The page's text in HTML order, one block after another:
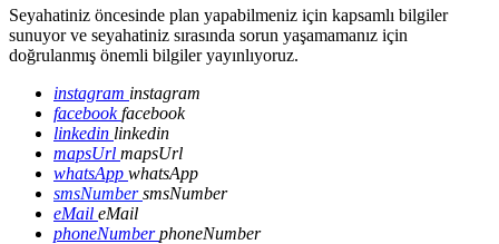
Seyahatiniz öncesinde plan yapabilmeniz için kapsamlı bilgiler
sunuyor ve seyahatiniz sırasında sorun yaşamamanız için
doğrulanmış önemli bilgiler yayınlıyoruz.
instagram instagram
facebookfacebook
linkedin linkedin
mapsUrl mapsUrl
whatsApp whatsApp
smsNumbersmsNumber
eMail eMail
phoneNumberphoneNumber